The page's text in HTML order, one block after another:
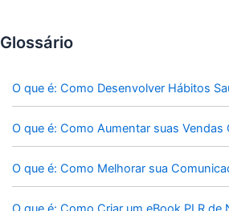
Glossário
O que é: Como Desenvolver Hábitos
O que é: Como Aumentar suas Vendas
O que é: Como Melhorar sua